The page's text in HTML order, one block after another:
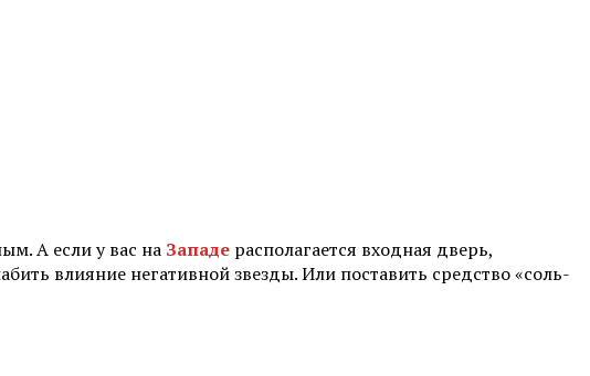
А если у вас на Западе располагается входная дверь,
влияние негативной звезды. Или поставить средство «соль-